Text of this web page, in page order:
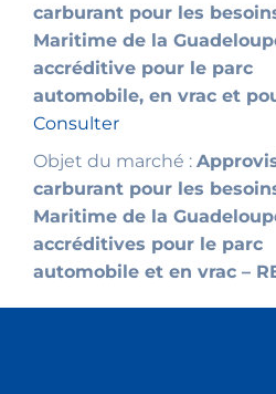
carburant pour les
Maritime de la
accréditive pour le parc
automobile, en vrac et
Consulter
Objet du marché :
carburant pour les
Maritime de la
accréditives pour le parc
automobile et en vrac –